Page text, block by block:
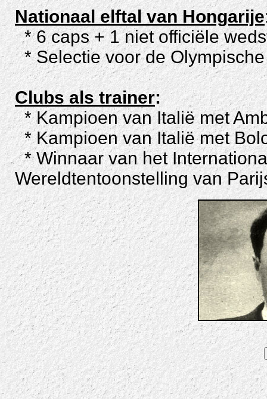
Nationaal elftal van Hongarije
* 6 caps + 1 niet officiële
* Selectie voor de
Clubs als trainer:
* Kampioen van Italië met
* Kampioen van Italië met
* Winnaar van het
Wereldtentoonstelling van